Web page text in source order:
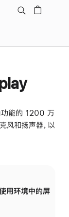
功能的 1200 万
风和扬声器，以
用环境中的屏